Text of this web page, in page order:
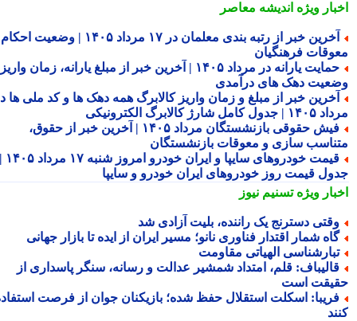
ویژهاندیشه معاصر
آخرین خبر از رتبه بندی معلمان در ۱۷ مرداد ۱۴۰۵ | وضعیت احکام و
فرهنگیان
حمایت یارانه در مرداد ۱۴۰۵ | آخرین خبر از مبلغ یارانه، زمان واریز و
دهک های درآمدی
خبر از مبلغ و زمان واریز کالابرگ همه دهک ها و کد ملی ها در
شارژ کالابرگ الکترونیکی
فیش حقوقی بازنشستگان مرداد ۱۴۰۵ | آخرین خبر از حقوق،
سازی و معوقات بازنشستگان
قیمت خودروهای سایپا و ایران خودرو امروز شنبه ۱۷ مرداد ۱۴۰۵ |
قیمت روز خودروهای ایران خودرو و سایپا
ویژهتسنیم نیوز
دسترنج یک راننده، بلیت آزادی شد
شمار اقتدار فناوری نانو؛ مسیر ایران از ایده تا بازار جهانی
الهیاتی مقاومت
قلم، امتداد شمشیر عدالت و رسانه، سنگر پاسداری از
است
اسکلت استقلال حفظ شده؛ بازیکنان جوان از فرصت استفاده